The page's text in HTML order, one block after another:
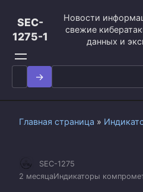
контенту
SEC-
1275-1
Новости
свежие
данных и
Search
for:
Главная страница »
SEC-1275
2 месяцаИндикаторы